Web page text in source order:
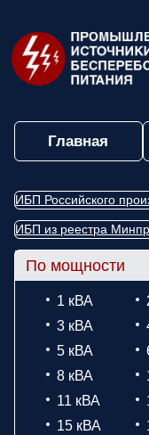
Главная
ИБП Российского
ИБП из реестра
По мощности
1 кВА
3 кВА
5 кВА
8 кВА
11 кВА
15 кВА